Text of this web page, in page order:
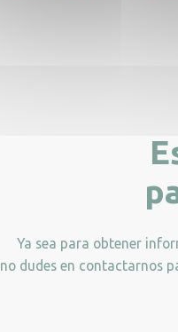
Ya sea para obtener
no dudes en contactarnos